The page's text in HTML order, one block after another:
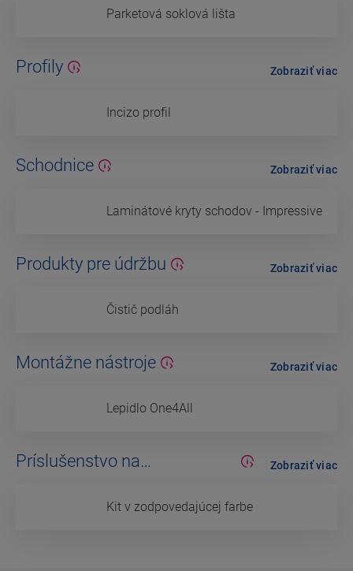
Parketová soklová lišta
Profily
Incizo profil
Zobraziť viac
Schodnice
Laminátové kryty schodov - Impressive
Zobraziť viac
Produkty pre údržbu
Čistič podláh
Zobraziť viac
Montážne nástroje
Lepidlo One4All
Zobraziť viac
Príslušenstvo na
Kit v zodpovedajúcej farbe
Zobraziť viac